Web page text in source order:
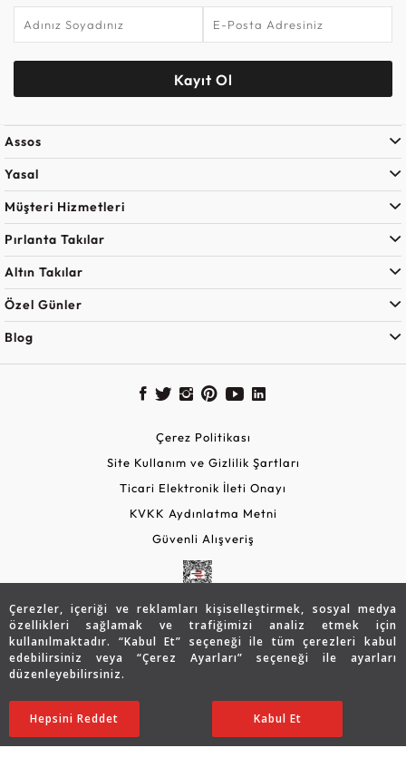
Çerezler, içeriği ve reklamları kişiselleştirmek, sosyal medya
özellikleri sağlamak ve trafiğimizi analiz etmek için
kullanılmaktadır. “Kabul Et” seçeneği ile tüm çerezleri kabul
edebilirsiniz veya “Çerez Ayarları” seçeneği ile ayarları
düzenleyebilirsiniz.
Ayarları Düzenle
Hepsini Reddet Kabul Et
57.042 TL
39.923TL SATIN ALIN
Kayıt Ol
Assos
Yasal
Müşteri Hizmetleri
Pırlanta Takılar
Altın Takılar
Özel Günler
Blog
Çerez Politikası
Site Kullanım ve Gizlilik Şartları
Ticari Elektronik İleti Onayı
KVKK Aydınlatma Metni
Güvenli Alışveriş
Copyright © 2026 Assos Pırlanta - Bu sitenin tüm hakları